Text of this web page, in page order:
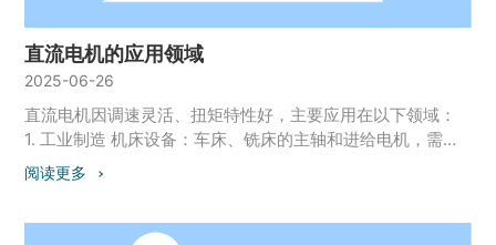
直流电机的应用领域
2025-06-26
直流电机因调速灵活、扭矩特性好，主要应用在以下领域：
1. 工业制造 机床设备：车床、铣床的主轴和进给电机，需精
准调速。 起重运输：起重机、传送带的驱动电机，依赖大启
动扭矩。 纺织 / 印刷机械：需稳定转速和频繁启停的生产线
地铁车辆的驱动电机（尤其早期直流传动系统）。 工程车
阅读更多